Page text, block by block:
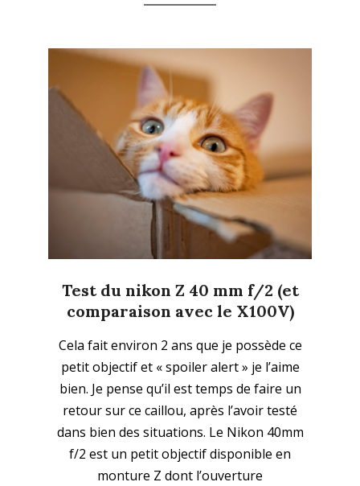
Test du nikon Z 40 mm f/2 (et
comparaison avec le X100V)
03-
Cela fait environ 2 ans que je possède ce
petit objectif et « spoiler alert » je l’aime
bien. Je pense qu’il est temps de faire un
retour sur ce caillou, après l’avoir testé
dans bien des situations. Le Nikon 40mm
f/2 est un petit objectif disponible en
monture Z dont l’ouverture